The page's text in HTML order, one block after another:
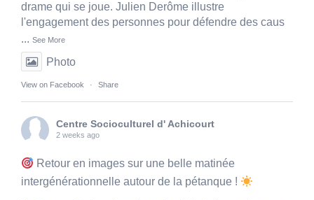
drame qui se joue. Julien Derôme illustre
l'engagement des personnes pour défendre des caus
... See More
Photo
View on Facebook · Share
Centre Socioculturel d' Achicourt
2 weeks ago
Retour en images sur une belle matinée
intergénérationnelle autour de la pétanque !